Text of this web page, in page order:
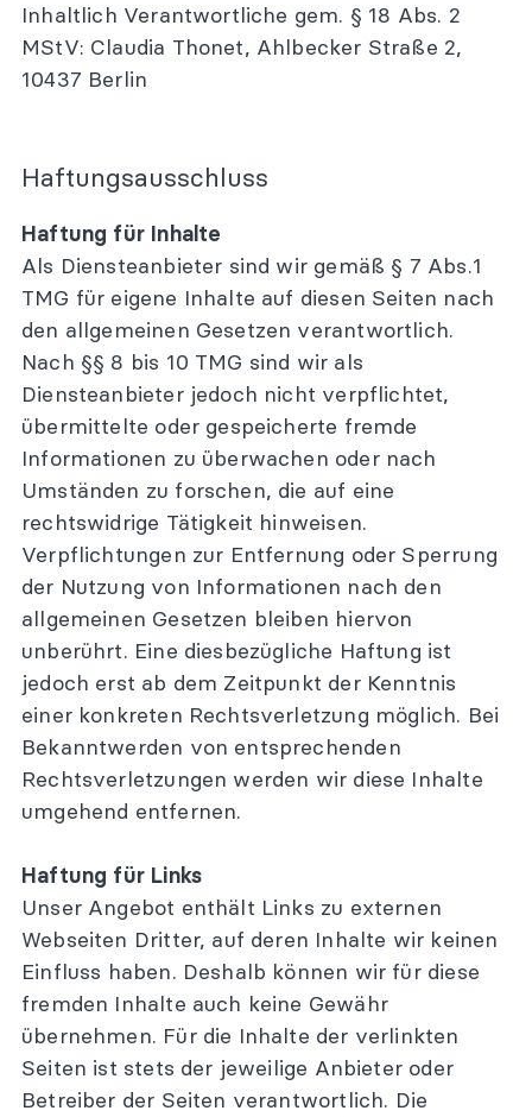
Beratung
Agile Führung
Strategieberatung
Webinare
Wissen
Blog
Bücher/Publikationen
Agile Methoden
Downloadbereich
Newsletter
Über uns
Team und Berater
Referenzen
Kontakt
info@claudiathonet.de
Inhaltlich Verantwortliche gem. § 18 Abs. 2
MStV: Claudia Thonet, Ahlbecker Straße 2,
10437 Berlin
Haftungsausschluss
Haftung für Inhalte
Als Diensteanbieter sind wir gemäß § 7 Abs.1
TMG für eigene Inhalte auf diesen Seiten nach
den allgemeinen Gesetzen verantwortlich.
Nach §§ 8 bis 10 TMG sind wir als
Diensteanbieter jedoch nicht verpflichtet,
übermittelte oder gespeicherte fremde
Informationen zu überwachen oder nach
Umständen zu forschen, die auf eine
rechtswidrige Tätigkeit hinweisen.
Verpflichtungen zur Entfernung oder Sperrung
der Nutzung von Informationen nach den
allgemeinen Gesetzen bleiben hiervon
unberührt. Eine diesbezügliche Haftung ist
jedoch erst ab dem Zeitpunkt der Kenntnis
einer konkreten Rechtsverletzung möglich. Bei
Bekanntwerden von entsprechenden
Rechtsverletzungen werden wir diese Inhalte
umgehend entfernen.
Haftung für Links
Unser Angebot enthält Links zu externen
Webseiten Dritter, auf deren Inhalte wir keinen
Einfluss haben. Deshalb können wir für diese
fremden Inhalte auch keine Gewähr
übernehmen. Für die Inhalte der verlinkten
Seiten ist stets der jeweilige Anbieter oder
Betreiber der Seiten verantwortlich. Die